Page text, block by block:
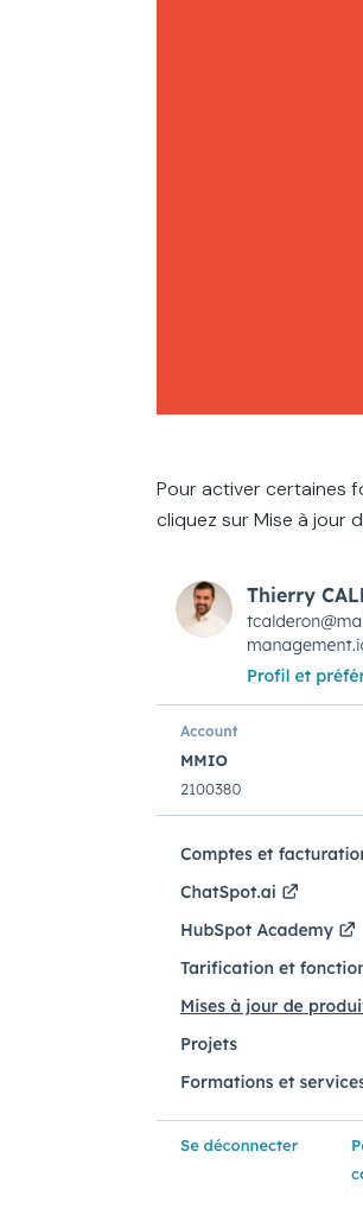
Pour activer certaines
cliquez sur Mise à jour